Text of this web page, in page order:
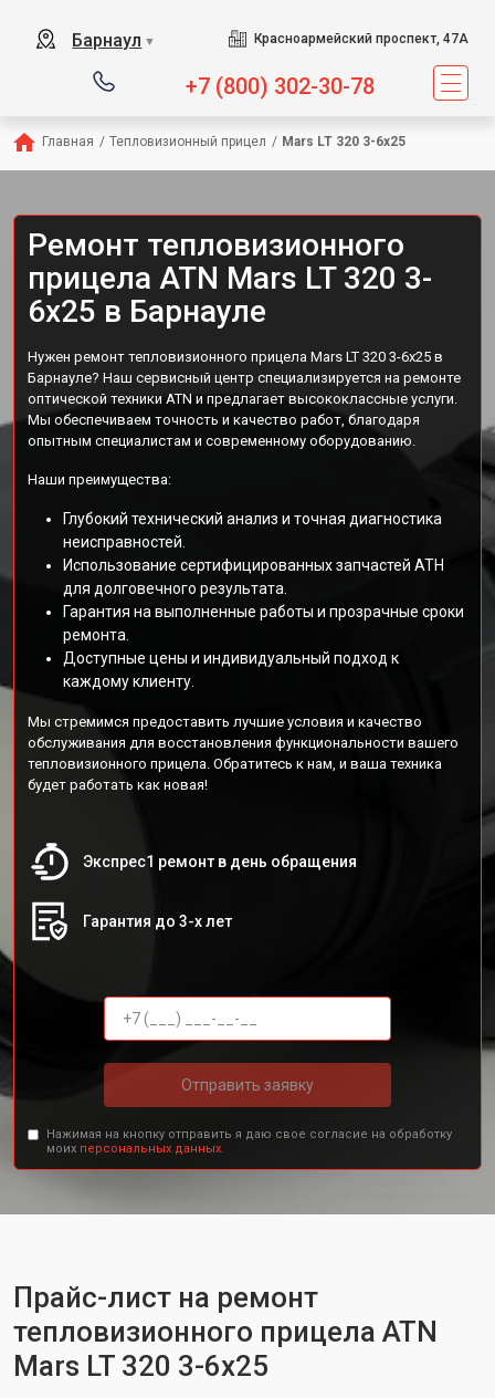
Барнаул ▼ Красноармейский проспект, 47А
+7 (800) 302-30-78
Главная / Тепловизионный прицел / Mars LT 320 3-6x25
Ремонт тепловизионного
прицела ATN Mars LT 320 3-
6x25 в Барнауле
Нужен ремонт тепловизионного прицела Mars LT 320 3-6x25 в
Барнауле? Наш сервисный центр специализируется на ремонте
оптической техники ATN и предлагает высококлассные услуги.
Мы обеспечиваем точность и качество работ, благодаря
опытным специалистам и современному оборудованию.
Наши преимущества:
Глубокий технический анализ и точная диагностика
неисправностей.
Использование сертифицированных запчастей АТН
для долговечного результата.
Гарантия на выполненные работы и прозрачные сроки
ремонта.
Доступные цены и индивидуальный подход к
каждому клиенту.
Мы стремимся предоставить лучшие условия и качество
обслуживания для восстановления функциональности вашего
тепловизионного прицела. Обратитесь к нам, и ваша техника
будет работать как новая!
Экспрес1 ремонт в день обращения
Гарантия до 3-х лет
Отправить заявку
Нажимая на кнопку отправить я даю свое согласие на обработку
моих персональных данных.
Прайс-лист на ремонт
тепловизионного прицела ATN
Mars LT 320 3-6x25